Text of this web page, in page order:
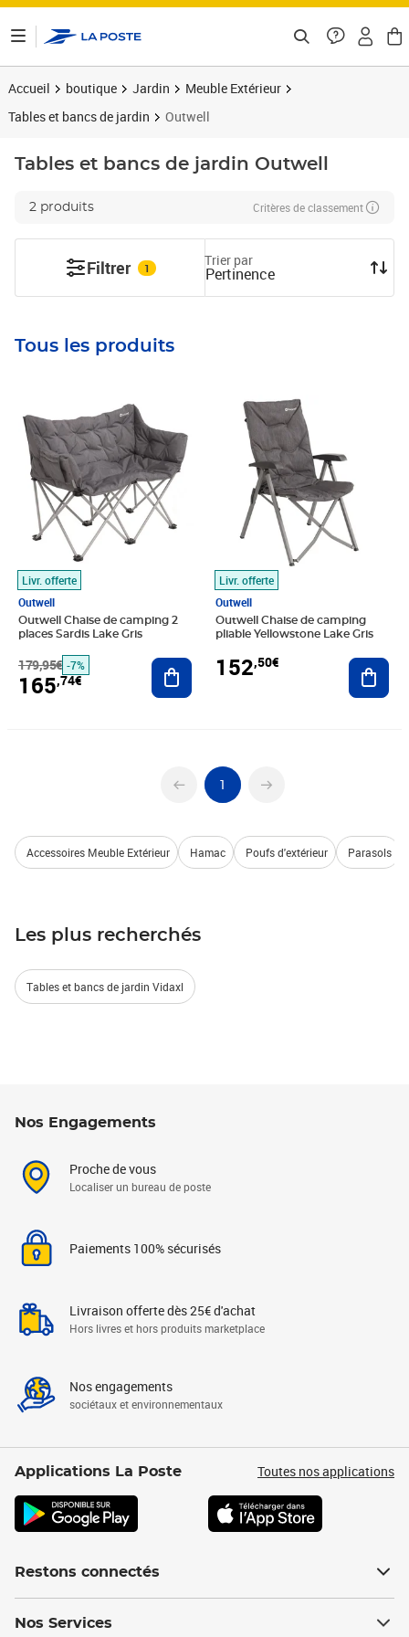
Accueil boutique Jardin
Meuble Extérieur
Tables et bancs de jardin
Outwell
Tables et bancs de jardin Outwell
2 produits Critères de classement
Filtrer 1 Trier par
Pertinence
Tous les produits
Livr. offerte
Outwell
Outwell Chaise de camping 2
places Sardis Lake Gris
179,95€ -7%
165,74€
Ajouter au panier
Livr. offerte
Outwell
Outwell Chaise de camping
pliable Yellowstone Lake Gris
152,50€
Prix 152,50€
1
Accessoires Meuble Extérieur Hamac Poufs d'extérieur Parasols
Les plus recherchés
Tables et bancs de jardin Vidaxl
Nos Engagements
Proche de vous
Localiser un bureau de poste
Paiements 100% sécurisés
Livraison offerte dès 25€ d'achat
Hors livres et hors produits marketplace
Nos engagements
sociétaux et environnementaux
Applications La Poste Toutes nos applications
Restons connectés
Nos Services